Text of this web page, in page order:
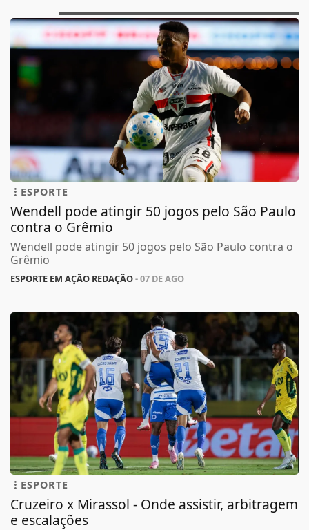
ESPORTE
Wendell pode atingir 50 jogos pelo São Paulo
contra o Grêmio
Wendell pode atingir 50 jogos pelo São Paulo contra o
Grêmio
ESPORTE EM AÇÃO REDAÇÃO- 07 DE AGO
ESPORTE
Cruzeiro x Mirassol - Onde assistir, arbitragem
e escalações